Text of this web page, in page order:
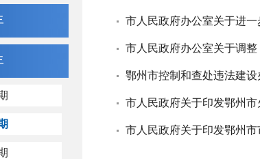
市人民政府办公室关于进
市人民政府办公室关于调
鄂州市控制和查处违法建设
市人民政府关于印发鄂州
市人民政府关于印发鄂州